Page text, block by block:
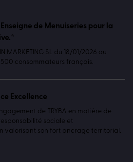
Enseigne de Menuiseries pour la
MARKETING SL du 18/01/2026 au
consommateurs français.
Excellence
de TRYBA en matière de
sociale et
valorisant son fort ancrage territorial.